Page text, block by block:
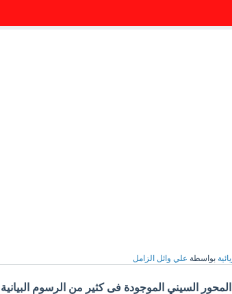
بواسطة علي وائل الزامل
السيني الموجودة فى كثير من الرسوم البيانية